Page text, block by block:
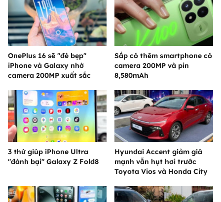
OnePlus 16 sẽ "đè bẹp"
iPhone và Galaxy nhờ
camera 200MP xuất sắc
Sắp có thêm smartphone có
camera 200MP và pin
8,580mAh
3 thứ giúp iPhone Ultra
"đánh bại" Galaxy Z Fold8
Hyundai Accent giảm giá
mạnh vẫn hụt hơi trước
Toyota Vios và Honda City